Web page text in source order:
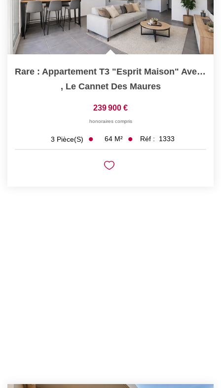
Rare : Appartement T3 "Esprit Maison" Avec Jardin De 88 M²
, Le Cannet Des Maures
239 900 €
honoraires compris
3 Pièce(s) 64 M² Réf : 1333